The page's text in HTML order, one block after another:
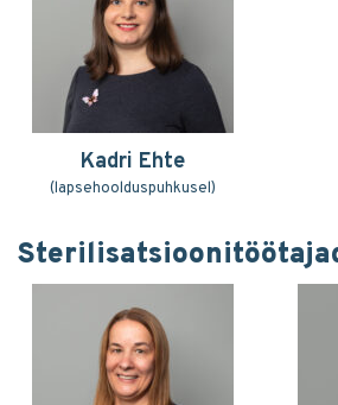
Kadri Ehte
(lapsehoolduspuhkusel)